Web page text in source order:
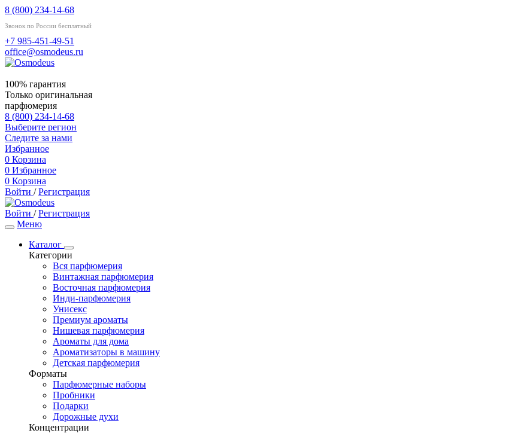
8 (800) 234-14-68
Звонок по России бесплатный
+7 985-451-49-51
office@osmodeus.ru
100% гарантия
Только оригинальная
парфюмерия
8 (800) 234-14-68
Выберите регион
Следите за нами
Избранное
0 Корзина
0 Избранное
0 Корзина
Войти / Регистрация
Войти / Регистрация
Меню
Каталог
Категории
Вся парфюмерия
Винтажная парфюмерия
Восточная парфюмерия
Инди-парфюмерия
Унисекс
Премиум ароматы
Нишевая парфюмерия
Ароматы для дома
Ароматизаторы в машину
Детская парфюмерия
Форматы
Парфюмерные наборы
Пробники
Подарки
Дорожные духи
Концентрации